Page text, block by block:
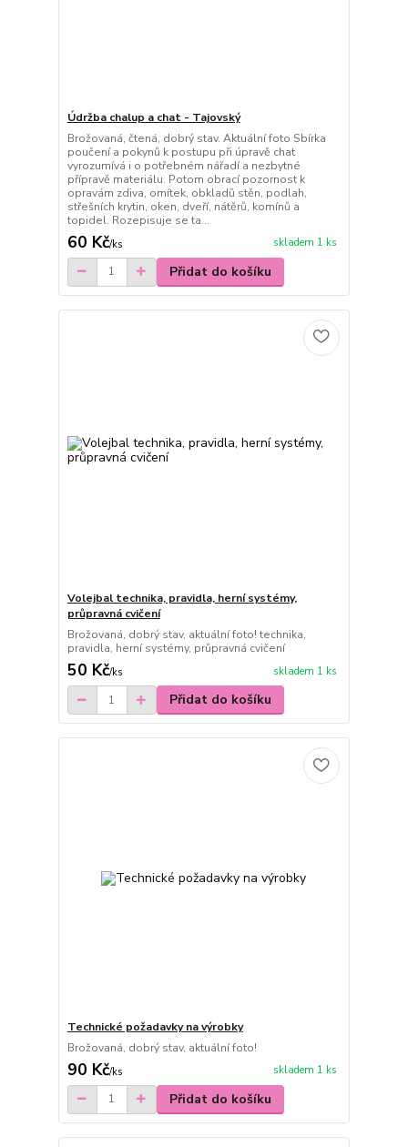
Údržba chalup a chat - Tajovský
Brožovaná, čtená, dobrý stav. Aktuální foto Sbírka
poučení a pokynů k postupu při úpravě chat
vyrozumívá i o potřebném nářadí a nezbytné
přípravě materiálu. Potom obrací pozornost k
opravám zdiva, omítek, obkladů stěn, podlah,
střešních krytin, oken, dveří, nátěrů, komínů a
topidel. Rozepisuje se ta...
60 Kč/ks skladem 1 ks
Přidat do košíku
Volejbal technika, pravidla, herní systémy,
průpravná cvičení
Brožovaná, dobrý stav, aktuální foto! technika,
pravidla, herní systémy, průpravná cvičení
50 Kč/ks skladem 1 ks
Přidat do košíku
Technické požadavky na výrobky
Brožovaná, dobrý stav, aktuální foto!
90 Kč/ks skladem 1 ks
Přidat do košíku